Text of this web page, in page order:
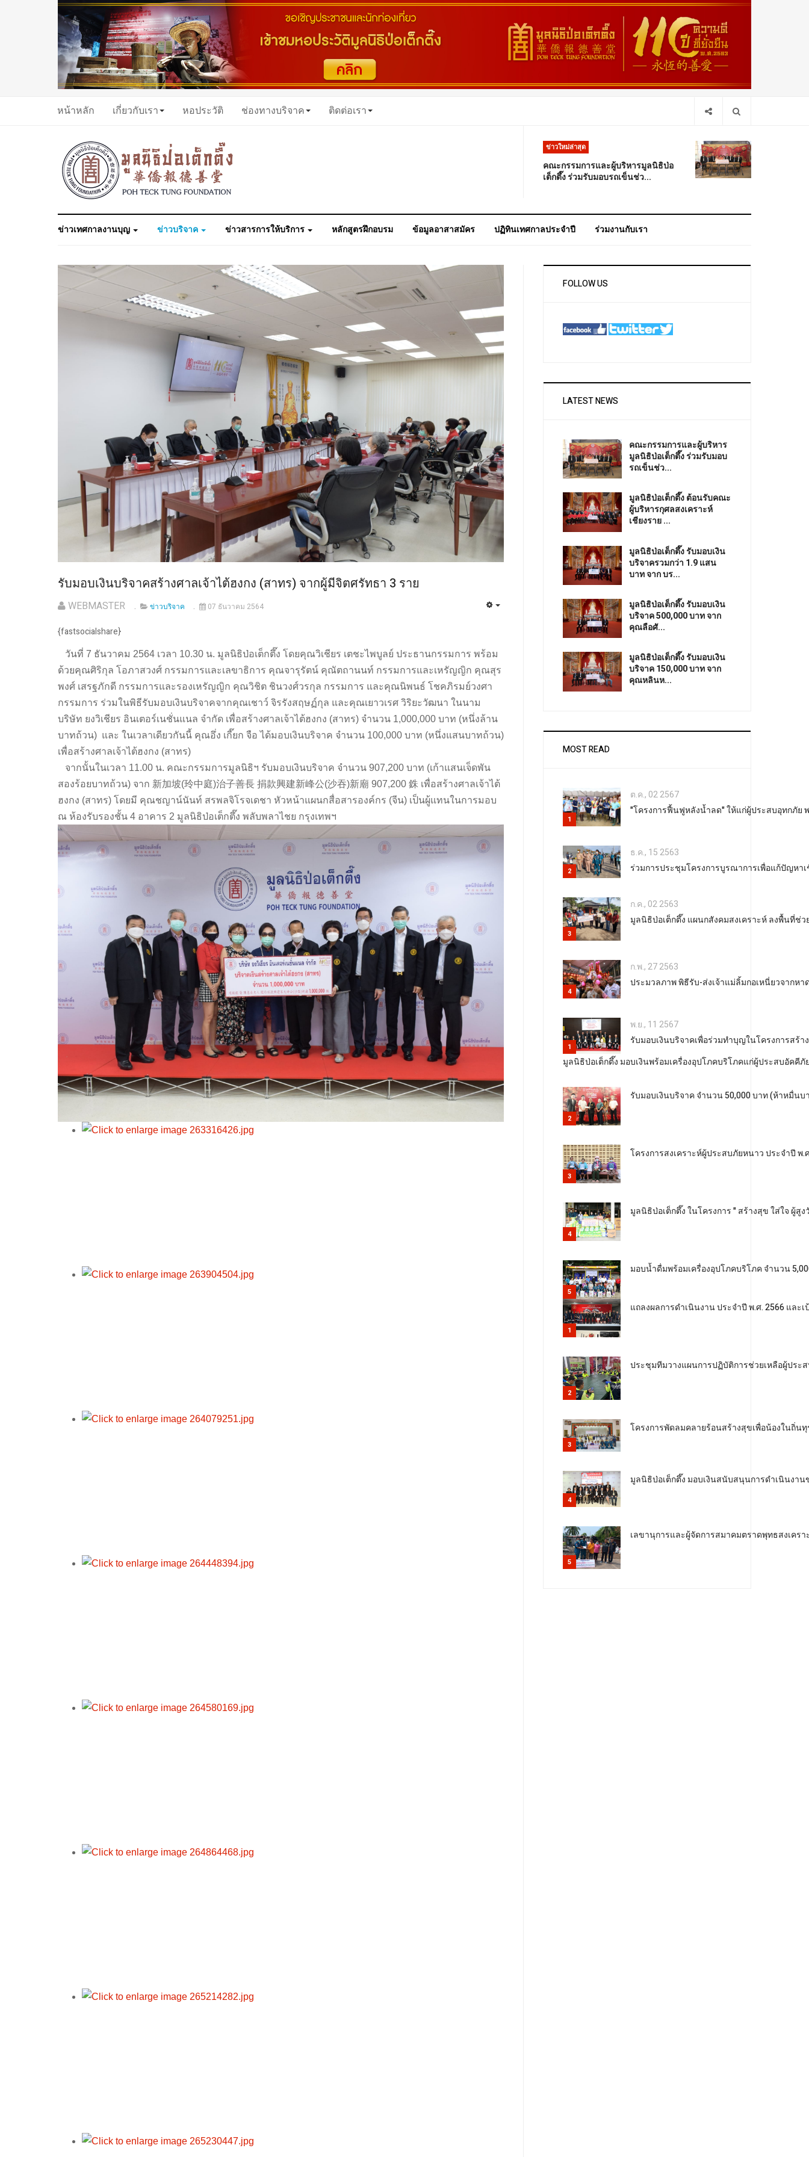
หน้าหลัก เกี่ยวกับเรา หอประวัติ ช่องทางบริจาค ติดต่อเรา
ข่าวใหม่ล่าสุด
คณะกรรมการและผู้บริหารมูลนิธิป่อ
เต็กตึ๊ง ร่วมรับมอบรถเข็นช่ว...
ข่าวเทศกาลงานบุญ ข่าวบริจาค ข่าวสารการให้บริการ หลักสูตรฝึกอบรม ข้อมูลอาสาสมัคร ปฏิทินเทศกาลประจำปี ร่วมงานกับเรา
รับมอบเงินบริจาคสร้างศาลเจ้าไต้ฮงกง (สาทร) จากผู้มีจิตศรัทธา 3 ราย
WEBMASTER ข่าวบริจาค 07 ธันวาคม 2564
{fastsocialshare}
วันที่ 7 ธันวาคม 2564 เวลา 10.30 น. มูลนิธิป่อเต็กตึ๊ง โดยคุณวิเชียร เตชะไพบูลย์ ประธานกรรมการ พร้อม
ด้วยคุณศิริกุล โอภาสวงศ์ กรรมการและเลขาธิการ คุณจารุรัตน์ คุณัตถานนท์ กรรมการและเหรัญญิก คุณสุร
พงศ์ เสรฐภักดี กรรมการและรองเหรัญญิก คุณวิชิต ชินวงศ์วรกุล กรรมการ และคุณนิพนธ์ โชคภิรมย์วงศา
กรรมการ ร่วมในพิธีรับมอบเงินบริจาคจากคุณเชาว์ จิรรังสฤษฏ์กุล และคุณเยาวเรศ วิริยะวัฒนา ในนาม
บริษัท ยงวิเชียร อินเตอร์เนชั่นแนล จำกัด เพื่อสร้างศาลเจ้าไต้ฮงกง (สาทร) จำนวน 1,000,000 บาท (หนึ่งล้าน
บาทถ้วน) และ ในเวลาเดียวกันนี้ คุณอึ่ง เกี๊ยก จือ ได้มอบเงินบริจาค จำนวน 100,000 บาท (หนึ่งแสนบาทถ้วน)
เพื่อสร้างศาลเจ้าไต้ฮงกง (สาทร)
จากนั้นในเวลา 11.00 น. คณะกรรมการมูลนิธิฯ รับมอบเงินบริจาค จำนวน 907,200 บาท (เก้าแสนเจ็ดพัน
สองร้อยบาทถ้วน) จาก 新加坡(玲中庭)治子善長 捐款興建新峰公(沙吞)新廟 907,200 銖 เพื่อสร้างศาลเจ้าไต้
ฮงกง (สาทร) โดยมี คุณชญาน์นันท์ สรพลจิโรจเดชา หัวหน้าแผนกสื่อสารองค์กร (จีน) เป็นผู้แทนในการมอบ
ณ ห้องรับรองชั้น 4 อาคาร 2 มูลนิธิป่อเต็กตึ๊ง พลับพลาไชย กรุงเทพฯ
FOLLOW US
LATEST NEWS
คณะกรรมการและผู้บริหาร
มูลนิธิป่อเต็กตึ๊ง ร่วมรับมอบ
รถเข็นช่ว...
มูลนิธิป่อเต็กตึ๊ง ต้อนรับคณะ
ผู้บริหารกุศลสงเคราะห์
เชียงราย ...
มูลนิธิป่อเต็กตึ๊ง รับมอบเงิน
บริจาครวมกว่า 1.9 แสน
บาท จาก บร...
มูลนิธิป่อเต็กตึ๊ง รับมอบเงิน
บริจาค 500,000 บาท จาก
คุณลือศั...
มูลนิธิป่อเต็กตึ๊ง รับมอบเงิน
บริจาค 150,000 บาท จาก
คุณหลินห...
MOST READ
1
ต.ค., 02 2567
"โครงการฟื้นฟูหลังน้ำลด" ให้แก่ผู้ประสบอุทกภัย
2
ธ.ค., 15 2563
ร่วมการประชุมโครงการบูรณาการเพื่อแก้ปัญหา
3
ก.ค., 02 2563
มูลนิธิป่อเต็กตึ๊ง แผนกสังคมสงเคราะห์ ลงพื้นที่
4
ก.พ., 27 2563
ประมวลภาพ พิธีรับ-ส่งเจ้าแม่ลิ้มกอเหนี่ยวจากห
5
พ.ย., 11 2567
รับมอบเงินบริจาคเพื่อร่วมทำบุญในโครงการสร้า
1
มูลนิธิป่อเต็กตึ๊ง มอบเงินพร้อมเครื่องอุปโภคบริโภคแก่ผู้ประสบอัคคี
2
รับมอบเงินบริจาค จำนวน 50,000 บาท (ห้าหมื่น
3
โครงการสงเคราะห์ผู้ประสบภัยหนาว ประจำปี พ
4
มูลนิธิป่อเต็กตึ๊ง ในโครงการ " สร้างสุข ใส่ใจ ผู้สู
5
มอบน้ำดื่มพร้อมเครื่องอุปโภคบริโภค จำนวน
1
แถลงผลการดำเนินงาน ประจำปี พ.ศ. 2566 และ
2
ประชุมทีมวางแผนการปฏิบัติการช่วยเหลือผู้ประ
3
โครงการพัดลมคลายร้อนสร้างสุขเพื่อน้องในถิ่น
4
มูลนิธิป่อเต็กตึ๊ง มอบเงินสนับสนุนการดำเนินงาน
5
เลขานุการและผู้จัดการสมาคมตราดพุทธสงเคร